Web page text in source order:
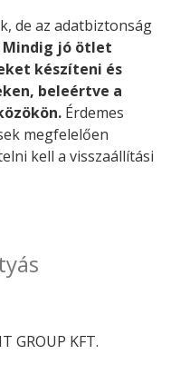
de az adatbiztonság
Mindig jó ötlet
készíteni és
beleértve a
Érdemes
megfelelően
kell a visszaállítási
GROUP KFT.